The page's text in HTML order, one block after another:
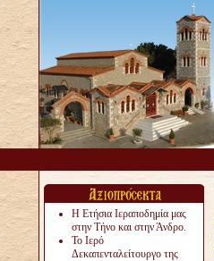
Η Ετήσια Ιεραποδημία μας
στην Τήνο και στην Άνδρο.
Το Ιερό
Δεκαπενταλείτουργο της